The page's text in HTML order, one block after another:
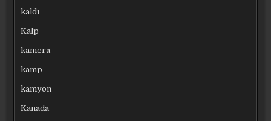
kaldı
Kalp
kamera
kamp
kamyon
Kanada